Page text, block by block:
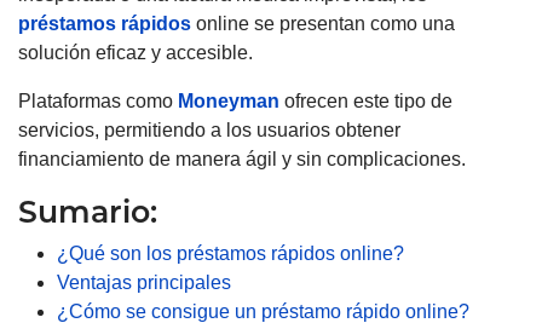
préstamos rápidos online se presentan como una
solución eficaz y accesible.
Plataformas como Moneyman ofrecen este tipo de
servicios, permitiendo a los usuarios obtener
financiamiento de manera ágil y sin complicaciones.
Sumario:
¿Qué son los préstamos rápidos online?
Ventajas principales
¿Cómo se consigue un préstamo rápido online?